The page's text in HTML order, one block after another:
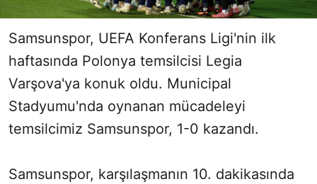
Samsunspor, UEFA Konferans Ligi'nin ilk
haftasında Polonya temsilcisi Legia
Varşova'ya konuk oldu. Municipal
Stadyumu'nda oynanan mücadeleyi
temsilcimiz Samsunspor, 1-0 kazandı.
Samsunspor, karşılaşmanın 10. dakikasında